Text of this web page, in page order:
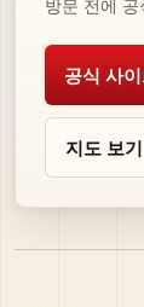
방문 전에
공식 사
지도 보기